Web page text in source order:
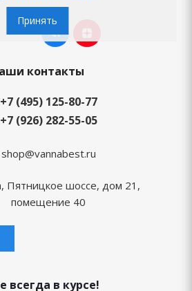
контакты
+7 (495) 125-80-77
+7 (926) 282-55-05
shop@vannabest.ru
Пятницкое шоссе, дом 21,
помещение 40
всегда в курсе!
Принять